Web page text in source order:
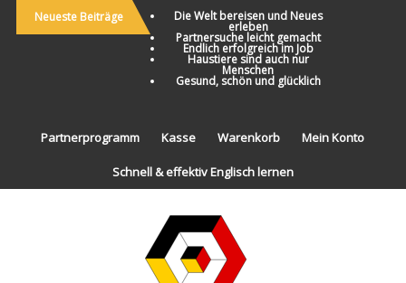
Neueste Beiträge Die Welt bereisen und Neues
erleben
Partnersuche leicht gemacht
Endlich erfolgreich im Job
Haustiere sind auch nur
Menschen
Gesund, schön und glücklich
Partnerprogramm Kasse Warenkorb Mein Konto
Schnell & effektiv Englisch lernen